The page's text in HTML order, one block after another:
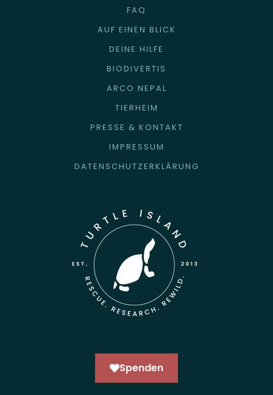
FAQ
AUF EINEN BLICK
DEINE HILFE
BIODIVERTIS
ARCO NEPAL
TIERHEIM
PRESSE & KONTAKT
IMPRESSUM
DATENSCHUTZERKLÄRUNG
Spenden